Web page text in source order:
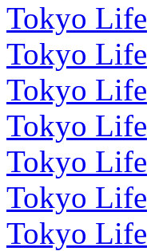
Tokyo Life
Tokyo Life
Tokyo Life
Tokyo Life
Tokyo Life
Tokyo Life
Tokyo Life